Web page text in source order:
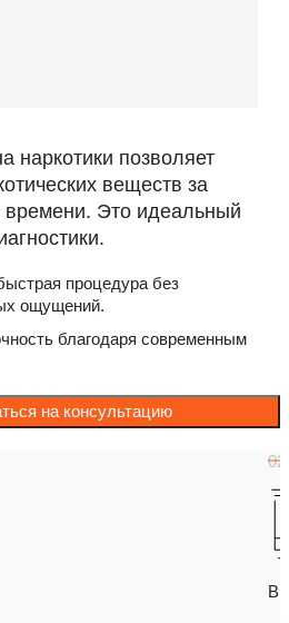
наркотики позволяет
веществ за
Это идеальный
процедура без
ощущений.
благодаря современным
на консультацию